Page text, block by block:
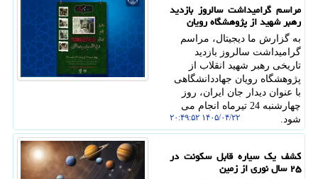
مراسم گرامیداشت سالروز بازدید
رهبر شهید از پژوهشگاه رویان
به گزارش ما دیجیتال، مراسم
گرامیداشت سالروز بازدید
تاریخی رهبر شهید انقلاب از
پژوهشگاه رویان جهاددانشگاهی
با عنوان دیدار جان ایران، روز
چهارشنبه 24 تیرماه انجام می
شود.
۱۴۰۵/۰۴/۲۲ ۲۰:۴۹:۵۲
کشف یک سیاره قابل سکونت در
۲۵ سال نوری از زمین